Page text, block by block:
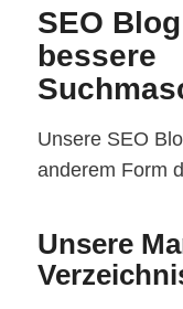
SEO
bessere
Unsere SEO
anderem Form
Unsere